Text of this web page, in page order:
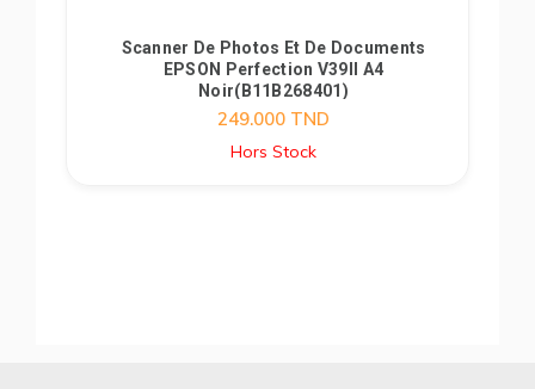
Scanner De Photos Et De Documents
EPSON Perfection V39II A4
Noir(B11B268401)
249.000 TND
Hors Stock